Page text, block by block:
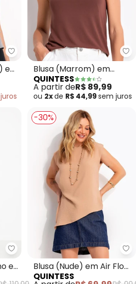
Quintess - Top sem Alça
em
juros
Blusa (Marrom) em
Malha de Viscose
QUINTESS
A partir deR$ 89,99
ou 2xde R$ 44,99sem juros
Quintess - Blusa Regata em
e
-30%
Blusa (Nude) em Air Flow
de Poliéster
QUINTESS